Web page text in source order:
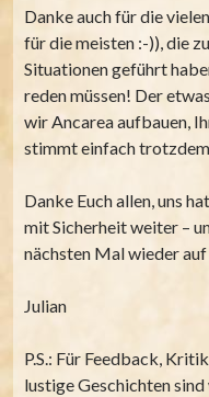
Danke auch für die
für die meisten :-)), die
Situationen geführt
reden müssen! Der
wir Ancarea aufbauen,
stimmt einfach
Danke Euch allen, uns
mit Sicherheit weiter –
nächsten Mal wieder
Julian
P.S.: Für Feedback,
lustige Geschichten